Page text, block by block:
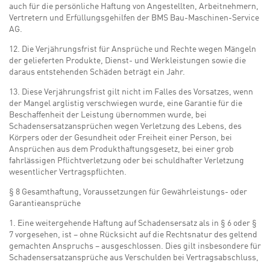
auch für die persönliche Haftung von Angestellten, Arbeitnehmern,
Vertretern und Erfüllungsgehilfen der BMS Bau-Maschinen-Service
AG.
12. Die Verjährungsfrist für Ansprüche und Rechte wegen Mängeln
der gelieferten Produkte, Dienst- und Werkleistungen sowie die
daraus entstehenden Schäden beträgt ein Jahr.
13. Diese Verjährungsfrist gilt nicht im Falles des Vorsatzes, wenn
der Mangel arglistig verschwiegen wurde, eine Garantie für die
Beschaffenheit der Leistung übernommen wurde, bei
Schadensersatzansprüchen wegen Verletzung des Lebens, des
Körpers oder der Gesundheit oder Freiheit einer Person, bei
Ansprüchen aus dem Produkthaftungsgesetz, bei einer grob
fahrlässigen Pflichtverletzung oder bei schuldhafter Verletzung
wesentlicher Vertragspflichten.
§ 8 Gesamthaftung, Voraussetzungen für Gewährleistungs- oder
Garantieansprüche
1. Eine weitergehende Haftung auf Schadensersatz als in § 6 oder §
7 vorgesehen, ist – ohne Rücksicht auf die Rechtsnatur des geltend
gemachten Anspruchs – ausgeschlossen. Dies gilt insbesondere für
Schadensersatzansprüche aus Verschulden bei Vertragsabschluss,